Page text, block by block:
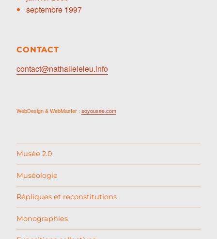
septembre 1997
CONTACT
contact@nathalieleleu.info
WebDesign & WebMaster :soyousee.com
Musée 2.0
Muséologie
Répliques et reconstitutions
Monographies